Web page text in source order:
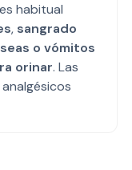
habitual
, sangrado
o vómitos
orinar. Las